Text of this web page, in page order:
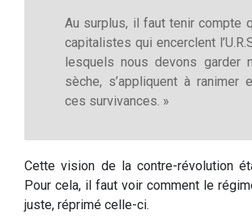
Au surplus, il faut tenir compte
capitalistes qui encerclent
lesquels nous devons garder
sèche, s’appliquent à ranimer
ces survivances. »
Cette vision de la contre-révolution
Pour cela, il faut voir comment le
juste, réprimé celle-ci.